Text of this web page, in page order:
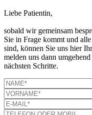
Liebe Patientin,
sobald wir gemeinsam
Sie in Frage kommt und
sind, können Sie uns hier
melden uns dann
nächsten Schritte.